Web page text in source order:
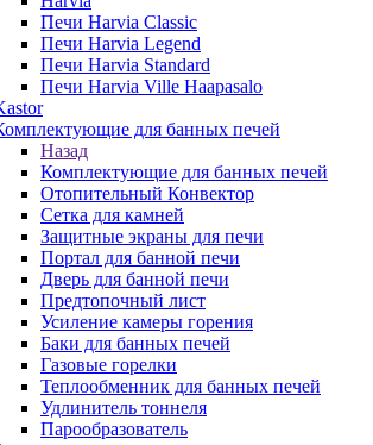
Печи Harvia Classic
Печи Harvia Legend
Печи Harvia Standard
Печи Harvia Ville Haapasalo
для банных печей
Назад
Комплектующие для банных печей
Отопительный Конвектор
Сетка для камней
Защитные экраны для печи
Портал для банной печи
Дверь для банной печи
Предтопочный лист
Усиление камеры горения
Баки для банных печей
Газовые горелки
Теплообменник для банных печей
Удлинитель тоннеля
Парообразователь